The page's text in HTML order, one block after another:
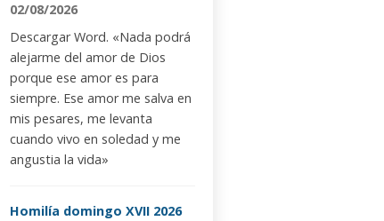
02/08/2026
Descargar Word. «Nada podrá
alejarme del amor de Dios
porque ese amor es para
siempre. Ese amor me salva en
mis pesares, me levanta
cuando vivo en soledad y me
angustia la vida»
Homilía domingo XVII 2026